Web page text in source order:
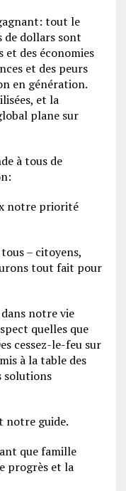
tout le
de dollars sont
et des économies
et des peurs
en génération.
et la
plane sur
à tous de
notre priorité
– citoyens,
tout fait pour
notre vie
quelles que
cessez-le-feu sur
à la table des
solutions
notre guide.
que famille
progrès et la